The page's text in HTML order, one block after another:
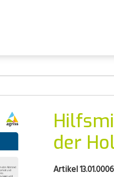
der
Artikel